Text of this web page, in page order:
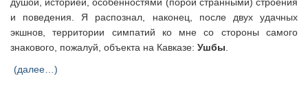
душой, историей, особенностями (порой странными) строения
и поведения. Я распознал, наконец, после двух удачных
экшнов, территории симпатий ко мне со стороны самого
знакового, пожалуй, объекта на Кавказе: Ушбы.
(далее…)